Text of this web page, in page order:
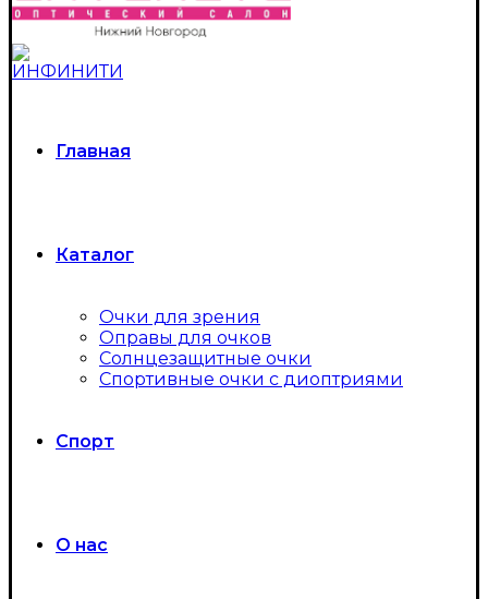
Главная
Каталог
Очки для зрения
Оправы для очков
Солнцезащитные очки
Спортивные очки с диоптриями
Спорт
О нас